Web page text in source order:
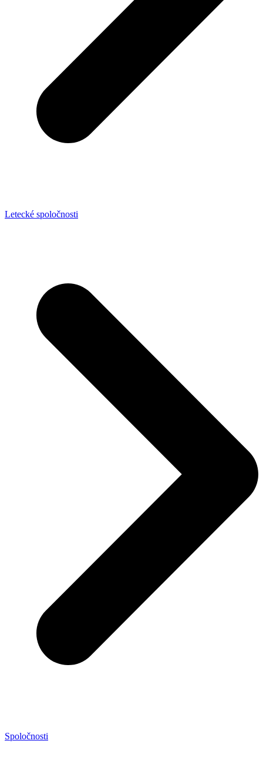
Letecké spoločnosti
Spoločnosti